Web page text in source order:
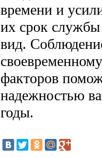
времени и
их срок
вид.
факторов
надежностью
годы.